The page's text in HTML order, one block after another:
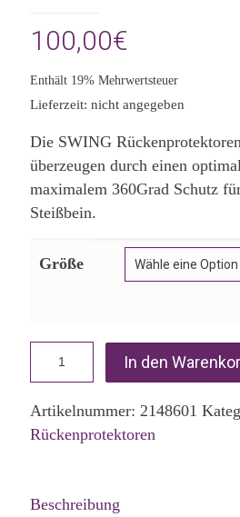
100,00€
Enthält 19% Mehrwertsteuer
Lieferzeit: nicht angegeben
Die SWING
überzeugen durch einen
maximalem 360Grad Schutz
Steißbein.
Größe
In den
Artikelnummer: 2148601
Rückenprotektoren
Beschreibung